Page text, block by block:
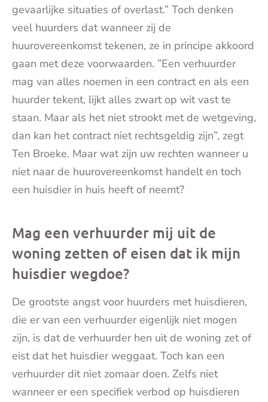
gevaarlijke situaties of overlast.” Toch denken
veel huurders dat wanneer zij de
huurovereenkomst tekenen, ze in principe akkoord
gaan met deze voorwaarden. ”Een verhuurder
mag van alles noemen in een contract en als een
huurder tekent, lijkt alles zwart op wit vast te
staan. Maar als het niet strookt met de wetgeving,
dan kan het contract niet rechtsgeldig zijn”, zegt
Ten Broeke. Maar wat zijn uw rechten wanneer u
niet naar de huurovereenkomst handelt en toch
een huisdier in huis heeft of neemt?
Mag een verhuurder mij uit de
woning zetten of eisen dat ik mijn
huisdier wegdoe?
De grootste angst voor huurders met huisdieren,
die er van een verhuurder eigenlijk niet mogen
zijn, is dat de verhuurder hen uit de woning zet of
eist dat het huisdier weggaat. Toch kan een
verhuurder dit niet zomaar doen. Zelfs niet
wanneer er een specifiek verbod op huisdieren